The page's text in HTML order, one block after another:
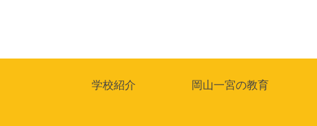
稿
学校紹介 岡山一宮の教育